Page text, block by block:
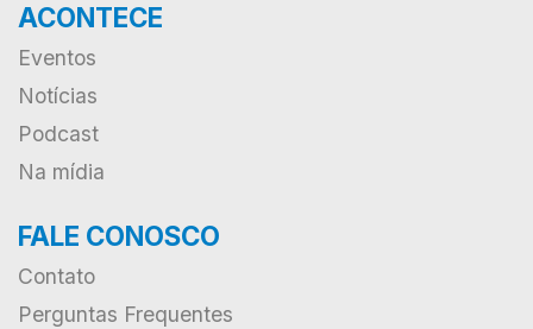
ACONTECE
Eventos
Notícias
Podcast
Na mídia
FALE CONOSCO
Contato
Perguntas Frequentes